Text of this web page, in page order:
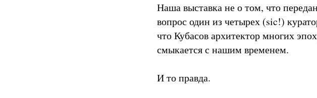
Наша выставка не о том, что
вопрос один из четырех (sic!)
что Кубасов архитектор многих
смыкается с нашим временем.
И то правда.